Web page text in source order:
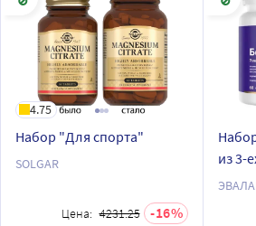
4.75
Набор "Для спорта"
SOLGAR
Цена: 4231.25 16
из 3-